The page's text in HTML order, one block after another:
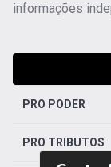
informações
PRO PODER
PRO TRIBUTOS